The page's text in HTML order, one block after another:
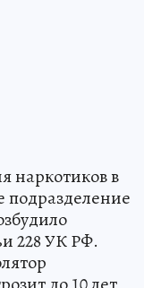
наркотиков в
подразделение
228 УК РФ.